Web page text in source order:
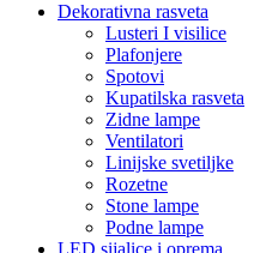
Dekorativna rasveta
Lusteri I visilice
Plafonjere
Spotovi
Kupatilska rasveta
Zidne lampe
Ventilatori
Linijske svetiljke
Rozetne
Stone lampe
Podne lampe
LED sijalice i oprema